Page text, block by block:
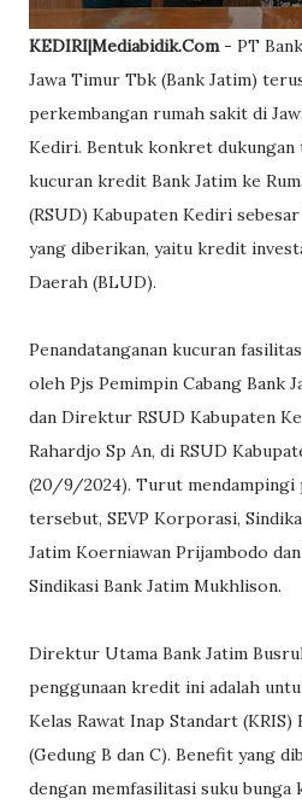
KEDIRI|Mediabidik.Com - PT
Jawa Timur Tbk (Bank Jatim)
perkembangan rumah sakit di
Kediri. Bentuk konkret dukungan
kucuran kredit Bank Jatim ke
(RSUD) Kabupaten Kediri
yang diberikan, yaitu kredit
Daerah (BLUD).
Penandatanganan kucuran
oleh Pjs Pemimpin Cabang Bank
dan Direktur RSUD Kabupaten
Rahardjo Sp An, di RSUD
(20/9/2024). Turut mendampingi
tersebut, SEVP Korporasi,
Jatim Koerniawan Prijambodo
Sindikasi Bank Jatim Mukhlison.
Direktur Utama Bank Jatim
penggunaan kredit ini adalah
Kelas Rawat Inap Standart
(Gedung B dan C). Benefit yang
dengan memfasilitasi suku